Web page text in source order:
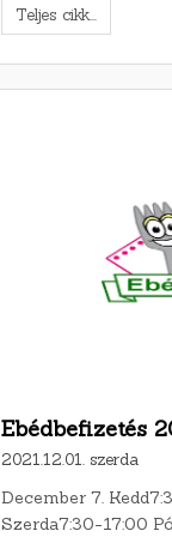
Teljes cikk...
Ebédbefizetés
2021.12.01. szerda
December 7.
Szerda7:30-17:00